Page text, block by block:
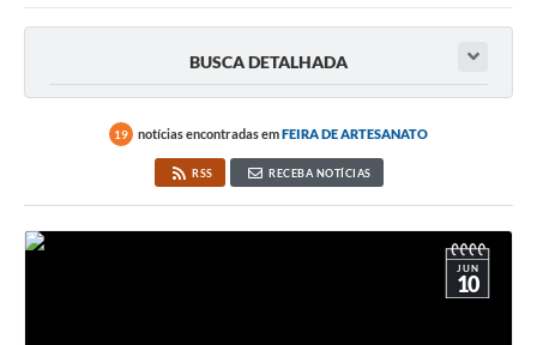
BUSCA DETALHADA
19 notícias encontradas emFEIRA DE ARTESANATO
RSS RECEBA NOTÍCIAS
JUN
10